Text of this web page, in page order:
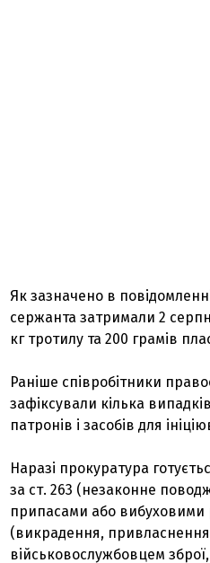
Як зазначено в
сержанта затримали 2
кг тротилу та 200 грамів
Раніше співробітники
зафіксували кілька
патронів і засобів для
Наразі прокуратура
за ст. 263 (незаконне
припасами або вибуховими
(викрадення,
військовослужбовцем